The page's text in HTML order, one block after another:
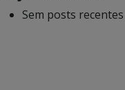
Sem posts